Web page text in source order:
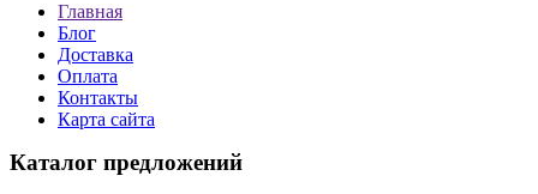
Главная
Блог
Доставка
Оплата
Контакты
Карта сайта
Каталог предложений